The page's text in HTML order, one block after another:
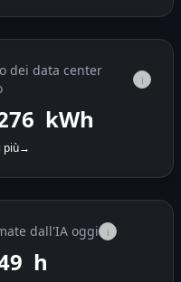
dei data center
i
kWh
più→
dall'IA oggi i
h